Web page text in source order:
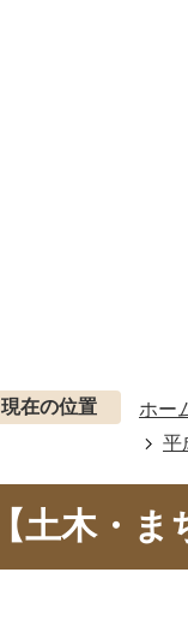
現在の位置 ホー
平
【土木・